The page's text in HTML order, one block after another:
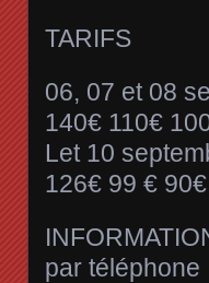
TARIFS
06, 07 et 08
140€ 110€
Let 10
126€ 99 €
par téléphone